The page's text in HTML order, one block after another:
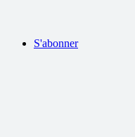
S'abonner